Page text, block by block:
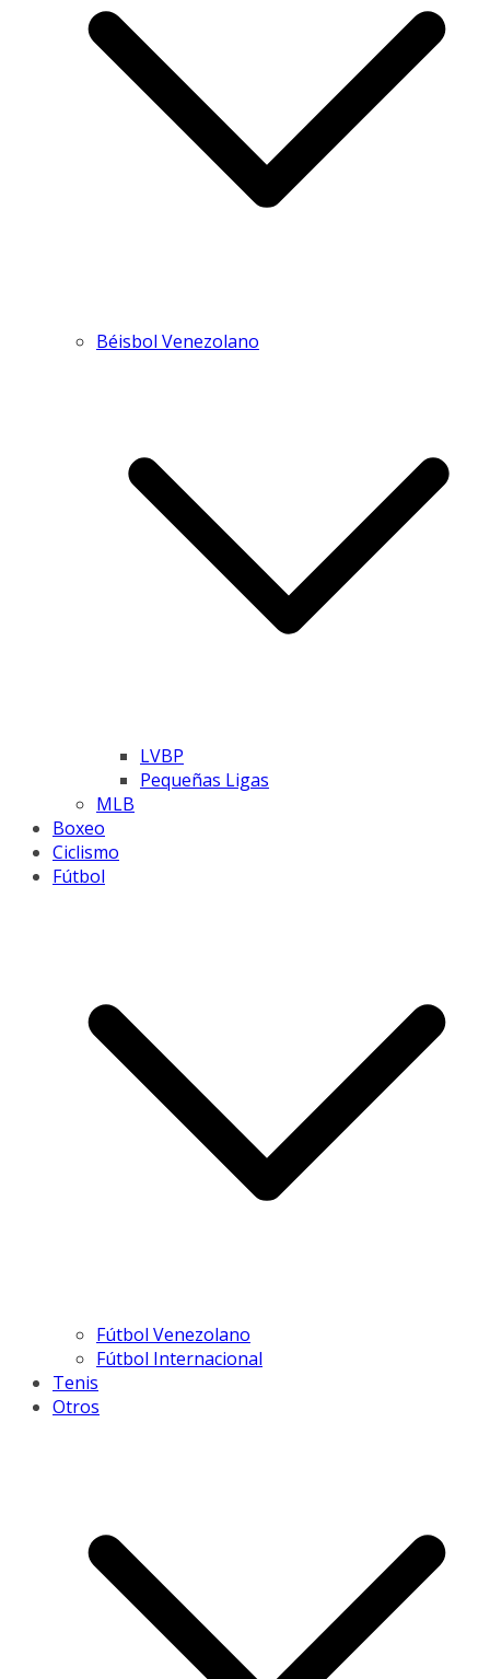
Béisbol Venezolano
LVBP
Pequeñas Ligas
MLB
Boxeo
Ciclismo
Fútbol
Fútbol Venezolano
Fútbol Internacional
Tenis
Otros